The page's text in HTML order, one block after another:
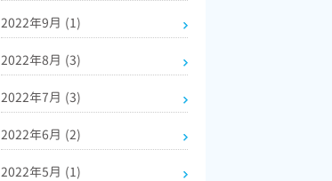
2022年9月 (1)
2022年8月 (3)
2022年7月 (3)
2022年6月 (2)
2022年5月 (1)